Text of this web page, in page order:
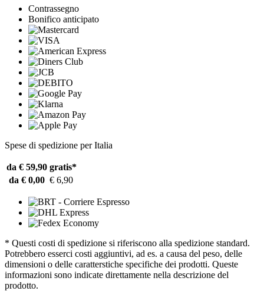
Contrassegno
Bonifico anticipato
Spese di spedizione per Italia
da € 59,90 gratis*
da € 0,00 € 6,90
* Questi costi di spedizione si riferiscono alla spedizione standard.
Potrebbero esserci costi aggiuntivi, ad es. a causa del peso, delle
dimensioni o delle caratterstiche specifiche dei prodotti. Queste
informazioni sono indicate direttamente nella descrizione del
prodotto.